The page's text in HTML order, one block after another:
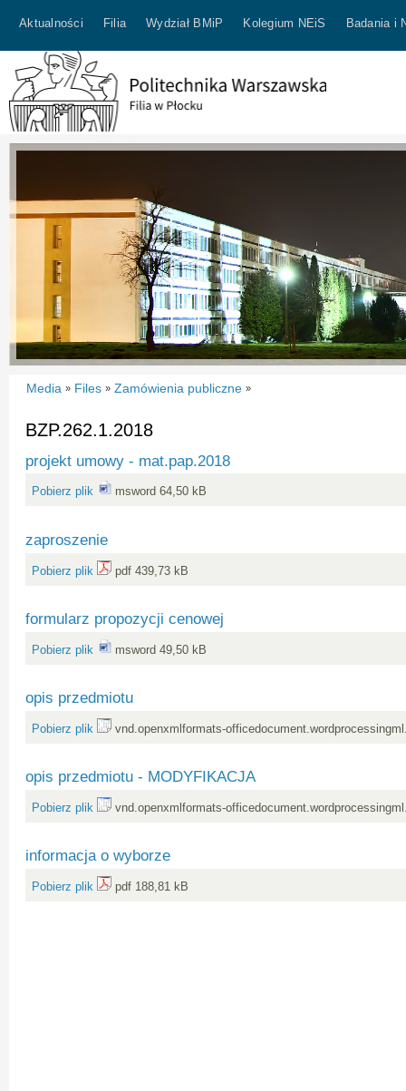
Aktualności Filia Wydział BMiP Kolegium NEiS Badania i
Media » Files » Zamówienia publiczne »
BZP.262.1.2018
projekt umowy - mat.pap.2018
Pobierz plik msword 64,50 kB
zaproszenie
Pobierz plik pdf 439,73 kB
formularz propozycji cenowej
Pobierz plik msword 49,50 kB
opis przedmiotu
Pobierz plik vnd.openxmlformats-
opis przedmiotu - MODYFIKACJA
Pobierz plik vnd.openxmlformats-
informacja o wyborze
Pobierz plik pdf 188,81 kB